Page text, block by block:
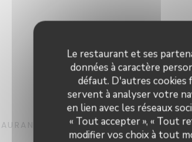
Le restaurant et ses
données à caractère
défaut. D'autres
servent à analyser votre
en lien avec les réseaux
« Tout accepter », « Tout
modifier vos choix à tout